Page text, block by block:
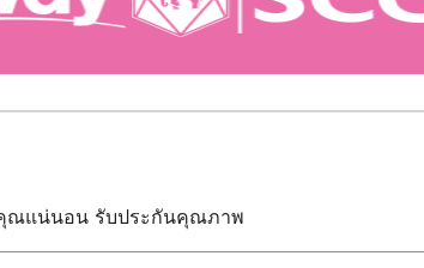
คุณแน่นอน รับประกันคุณภาพ